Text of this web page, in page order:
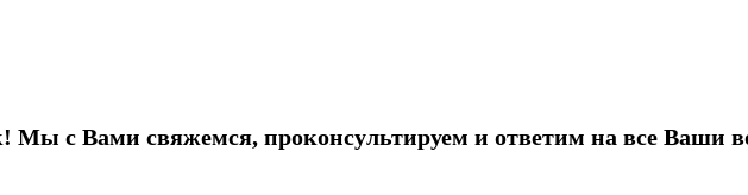
Мы с Вами свяжемся, проконсультируем и ответим на все Ваши